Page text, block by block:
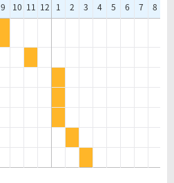
9 10 11 12 1 2 3 4 5 6 7 8